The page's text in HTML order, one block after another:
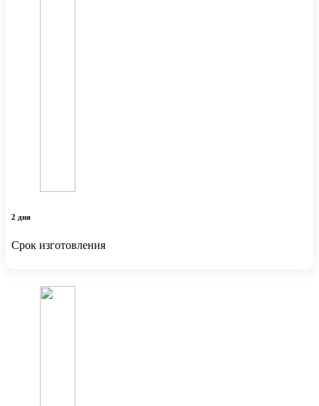
2 дня
Срок изготовления